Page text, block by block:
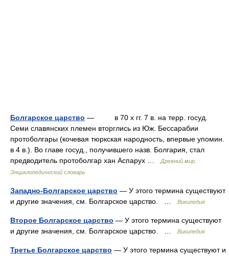
Болгарское царство — в 70 х гг. 7 в. на терр. госуд.
Семи славянских племен вторглись из Юж. Бессарабии
протоболгары (кочевая тюркская народность, впервые упомин.
в 4 в.). Во главе госуд., получившего назв. Болгария, стал
предводитель протоболгар хан Аспарух …Древний мир.
Энциклопедический словарь
Западно-Болгарское царство — У этого термина существуют
и другие значения, см. Болгарское царство. …
Википедия
Второе Болгарское царство — У этого термина существуют
и другие значения, см. Болгарское царство. …
Википедия
Третье Болгарское царство — У этого термина существуют и